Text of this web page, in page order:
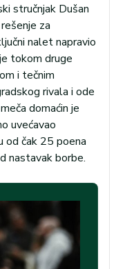
stručnjak Dušan
za
nalet napravio
tokom druge
i tečnim
rivala i ode
domaćin je
uvećavao
od čak 25 poena
nastavak borbe.